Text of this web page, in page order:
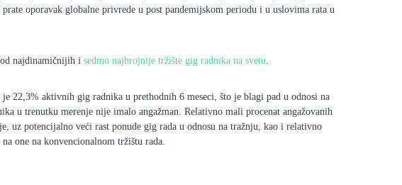
oporavak globalne privrede u post pandemijskom periodu i u uslovima rata u
najdinamičnijih i sedmo najbrojnije tržište gig radnika na svetu
aktivnih gig radnika u prethodnih 6 meseci, što je blagi pad u odnosi na
u trenutku merenje nije imalo angažman. Relativno mali procenat angažovanih
uz potencijalno veći rast ponude gig rada u odnosu na tražnju, kao i relativno
one na konvencionalnom tržištu rada.